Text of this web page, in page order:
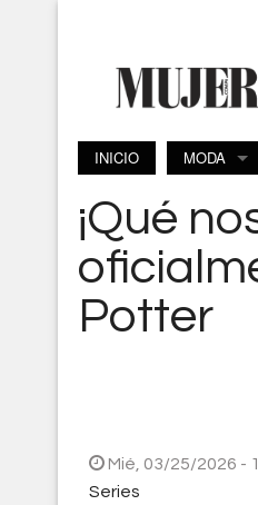
INICIO MODA
¡Qué
Potter
Mié, 03/25/2026 -
Series